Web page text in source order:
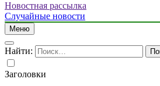
Новостная рассылка
Случайные новости
Меню
Найти:
Заголовки